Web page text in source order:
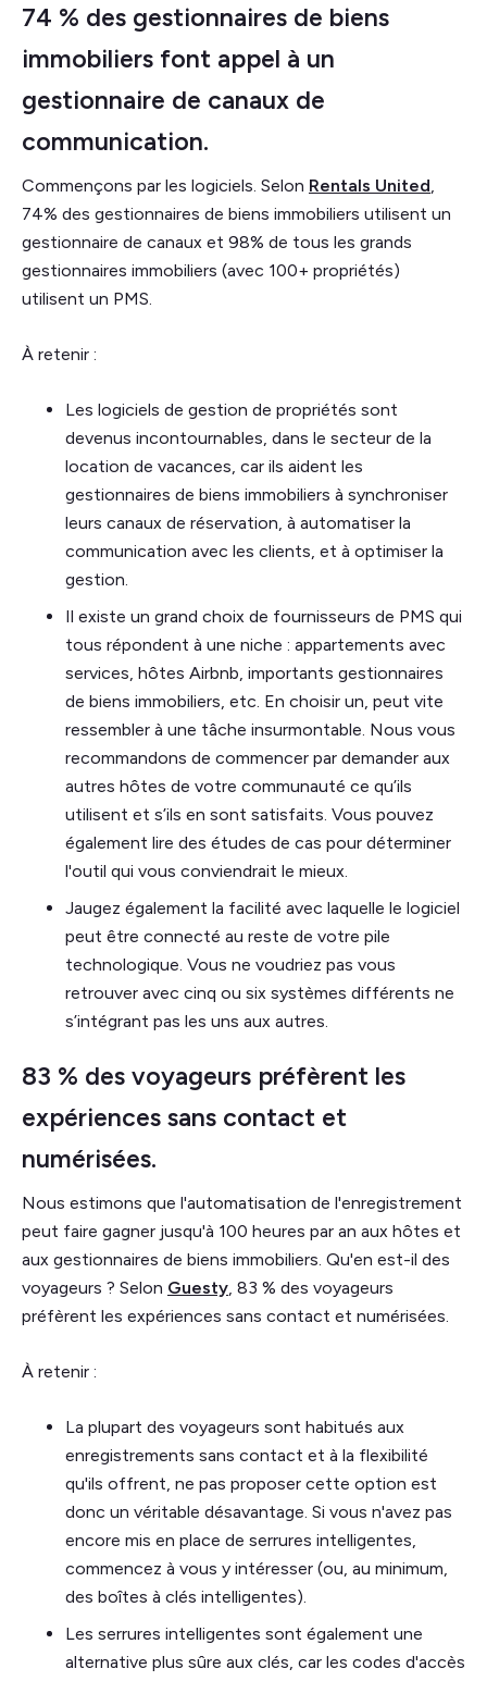
74 % des gestionnaires de biens
immobiliers font appel à un
gestionnaire de canaux de
communication.
Commençons par les logiciels. Selon Rentals United
74% des gestionnaires de biens immobiliers utilisent un
gestionnaire de canaux et 98% de tous les grands
gestionnaires immobiliers (avec 100+ propriétés)
utilisent un PMS.
À retenir :
Les logiciels de gestion de propriétés sont
devenus incontournables, dans le secteur de la
location de vacances, car ils aident les
gestionnaires de biens immobiliers à synchroniser
leurs canaux de réservation, à automatiser la
communication avec les clients, et à optimiser la
gestion.
Il existe un grand choix de fournisseurs de PMS qui
tous répondent à une niche : appartements avec
services, hôtes Airbnb, importants gestionnaires
de biens immobiliers, etc. En choisir un, peut vite
ressembler à une tâche insurmontable. Nous vous
recommandons de commencer par demander aux
autres hôtes de votre communauté ce qu’ils
utilisent et s’ils en sont satisfaits. Vous pouvez
également lire des études de cas pour déterminer
l'outil qui vous conviendrait le mieux.
Jaugez également la facilité avec laquelle le logiciel
peut être connecté au reste de votre pile
technologique. Vous ne voudriez pas vous
retrouver avec cinq ou six systèmes différents ne
s’intégrant pas les uns aux autres.
83 % des voyageurs préfèrent les
expériences sans contact et
numérisées.
Nous estimons que l'automatisation de l'enregistrement
peut faire gagner jusqu'à 100 heures par an aux hôtes et
aux gestionnaires de biens immobiliers. Qu'en est-il des
voyageurs ? Selon Guesty , 83 % des voyageurs
préfèrent les expériences sans contact et numérisées.
À retenir :
La plupart des voyageurs sont habitués aux
enregistrements sans contact et à la flexibilité
qu'ils offrent, ne pas proposer cette option est
donc un véritable désavantage. Si vous n'avez pas
encore mis en place de serrures intelligentes,
commencez à vous y intéresser (ou, au minimum,
des boîtes à clés intelligentes).
Les serrures intelligentes sont également une
alternative plus sûre aux clés, car les codes d'accès